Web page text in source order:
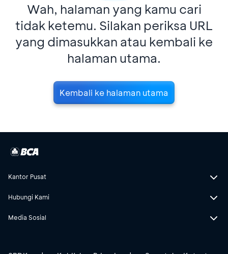
Wah, halaman yang kamu cari
tidak ketemu. Silakan periksa URL
yang dimasukkan atau kembali ke
halaman utama.
Kembali ke halaman utama
Kantor Pusat
Hubungi Kami
Media Sosial